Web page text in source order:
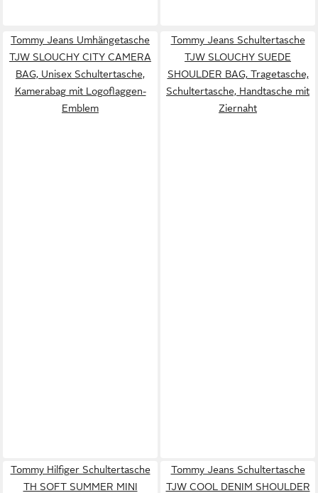
Tommy Jeans Umhängetasche
TJW SLOUCHY CITY CAMERA
BAG, Unisex Schultertasche,
Kamerabag mit Logoflaggen-
Emblem
Tommy Jeans Schultertasche
TJW SLOUCHY SUEDE
SHOULDER BAG, Tragetasche,
Schultertasche, Handtasche mit
Ziernaht
Tommy Hilfiger Schultertasche
TH SOFT SUMMER MINI
Tommy Jeans Schultertasche
TJW COOL DENIM SHOULDER